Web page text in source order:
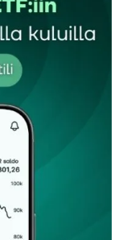
Pakolliset